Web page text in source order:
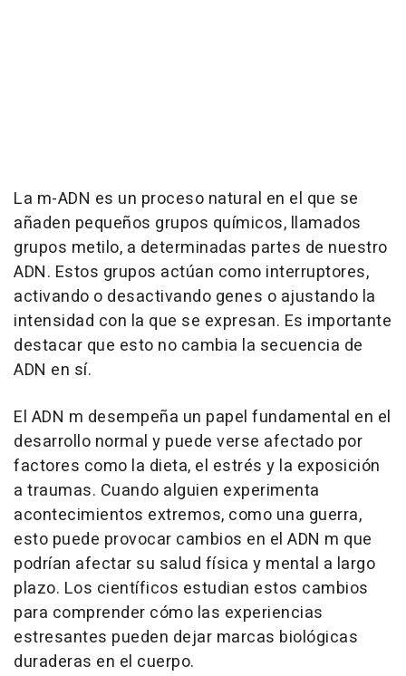
La m-ADN es un proceso natural en el que se
añaden pequeños grupos químicos, llamados
grupos metilo, a determinadas partes de nuestro
ADN. Estos grupos actúan como interruptores,
activando o desactivando genes o ajustando la
intensidad con la que se expresan. Es importante
destacar que esto no cambia la secuencia de
ADN en sí.
El ADN m desempeña un papel fundamental en el
desarrollo normal y puede verse afectado por
factores como la dieta, el estrés y la exposición
a traumas. Cuando alguien experimenta
acontecimientos extremos, como una guerra,
esto puede provocar cambios en el ADN m que
podrían afectar su salud física y mental a largo
plazo. Los científicos estudian estos cambios
para comprender cómo las experiencias
estresantes pueden dejar marcas biológicas
duraderas en el cuerpo.